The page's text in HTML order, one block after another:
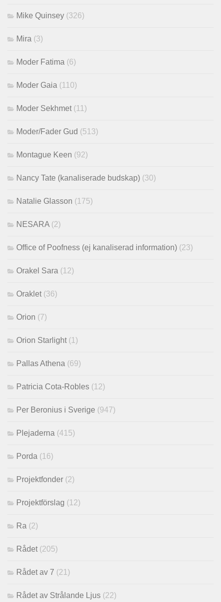
Mike Quinsey (326)
Mira (3)
Moder Fatima (6)
Moder Gaia (110)
Moder Sekhmet (11)
Moder/Fader Gud (513)
Montague Keen (92)
Nancy Tate (kanaliserade budskap) (30)
Natalie Glasson (175)
NESARA (2)
Office of Poofness (ej kanaliserad information) (23)
Orakel Sara (12)
Oraklet (36)
Orion (7)
Orion Starlight (1)
Pallas Athena (69)
Patricia Cota-Robles (12)
Per Beronius i Sverige (947)
Plejaderna (415)
Porda (16)
Projektfonder (2)
Projektförslag (12)
Ra (2)
Rådet (205)
Rådet av 7 (21)
Rådet av Strålande Ljus (22)